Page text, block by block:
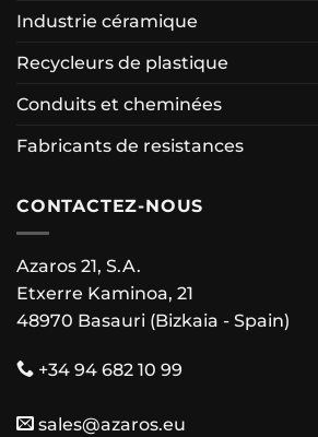
Industrie céramique
Recycleurs de plastique
Conduits et cheminées
Fabricants de resistances
CONTACTEZ-NOUS
Azaros 21, S.A.
Etxerre Kaminoa, 21
48970 Basauri (Bizkaia - Spain)
+34 94 682 10 99
sales@azaros.eu